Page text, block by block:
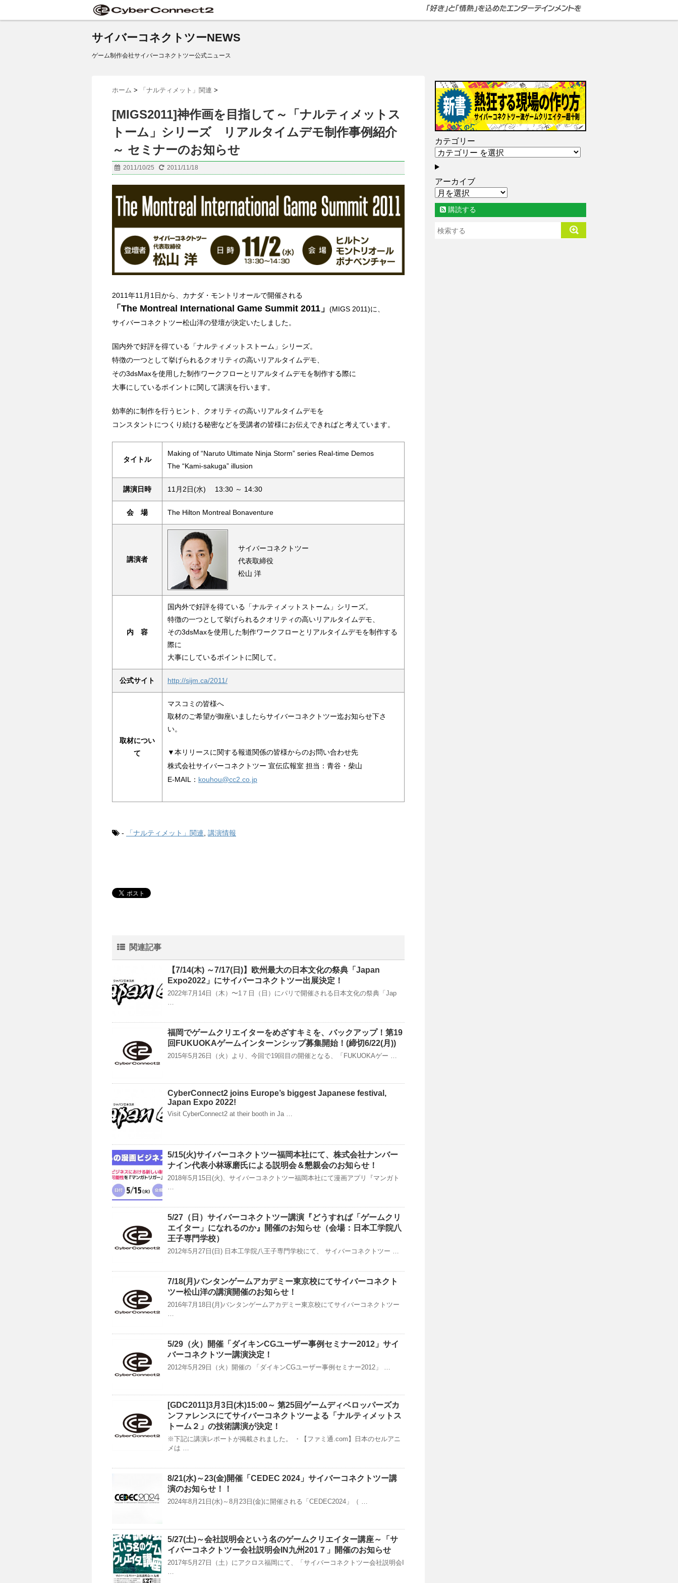
サイバーコネクトツーNEWS
ゲーム制作会社サイバーコネクトツー公式ニュース
ホーム > 「ナルティメット」関連 >
[MIGS2011]神作画を目指して～「ナルティメットス
トーム」シリーズ リアルタイムデモ制作事例紹介
～ セミナーのお知らせ
2011/10/25 2011/11/18
2011年11月1日から、カナダ・モントリオールで開催される
「The Montreal International Game Summit 2011」
(MIGS 2011)に、
サイバーコネクトツー松山洋の登壇が決定いたしました。
国内外で好評を得ている「ナルティメットストーム」シリーズ。
特徴の一つとして挙げられるクオリティの高いリアルタイムデモ、
その3dsMaxを使用した制作ワークフローとリアルタイムデモを制作する際に
大事にしているポイントに関して講演を行います。
効率的に制作を行うヒント、クオリティの高いリアルタイムデモを
コンスタントにつくり続ける秘密などを受講者の皆様にお伝えできればと考えています。
タイトル
Making of “Naruto Ultimate Ninja Storm” series Real-time Demos
The “Kami-sakuga” illusion
講演日時 11月2日(水) 13:30 ～ 14:30
会 場 The Hilton Montreal Bonaventure
講演者
サイバーコネクトツー
代表取締役
松山 洋
内 容
国内外で好評を得ている「ナルティメットストーム」シリーズ。
特徴の一つとして挙げられるクオリティの高いリアルタイムデモ、
その3dsMaxを使用した制作ワークフローとリアルタイムデモを制作する
際に
大事にしているポイントに関して。
公式サイト http://sijm.ca/2011/
取材につい
て
マスコミの皆様へ
取材のご希望が御座いましたらサイバーコネクトツー迄お知らせ下さ
い。
▼本リリースに関する報道関係の皆様からのお問い合わせ先
株式会社サイバーコネクトツー 宣伝広報室 担当：青谷・柴山
E-MAIL： kouhou@cc2.co.jp
- 「ナルティメット」関連 講演情報
関連記事
【7/14(木) ～7/17(日)】欧州最大の日本文化の祭典「Japan
Expo2022」にサイバーコネクトツー出展決定！
2022年7月14日（木）〜1７日（日）にパリで開催される日本文化の祭典「Jap
福岡でゲームクリエイターをめざすキミを、バックアップ！第19
回FUKUOKAゲームインターンシップ募集開始！(締切6/22(月))
2015年5月26日（火）より、今回で19回目の開催となる、「FUKUOKAゲー …
CyberConnect2 joins Europe’s biggest Japanese festival,
Japan Expo 2022!
Visit CyberConnect2 at their booth in Ja …
5/15(火)サイバーコネクトツー福岡本社にて、株式会社ナンバー
ナイン代表小林琢磨氏による説明会＆懇親会のお知らせ！
2018年5月15日(火)、サイバーコネクトツー福岡本社にて漫画アプリ『マンガト
5/27（日）サイバーコネクトツー講演『どうすれば「ゲームクリ
エイター」になれるのか』開催のお知らせ（会場：日本工学院八
王子専門学校）
2012年5月27日(日) 日本工学院八王子専門学校にて、 サイバーコネクトツー …
7/18(月)バンタンゲームアカデミー東京校にてサイバーコネクト
ツー松山洋の講演開催のお知らせ！
2016年7月18日(月)バンタンゲームアカデミー東京校にてサイバーコネクトツー
5/29（火）開催「ダイキンCGユーザー事例セミナー2012」サイ
バーコネクトツー講演決定！
2012年5月29日（火）開催の 「ダイキンCGユーザー事例セミナー2012」 …
[GDC2011]3月3日(木)15:00～ 第25回ゲームディベロッパーズカ
ンファレンスにてサイバーコネクトツーよる「ナルティメットス
トーム２」の技術講演が決定！
※下記に講演レポートが掲載されました。 ・【ファミ通.com】日本のセルアニ
メは …
8/21(水)～23(金)開催「CEDEC 2024」サイバーコネクトツー講
演のお知らせ！！
2024年8月21日(水)～8月23日(金)に開催される「CEDEC2024」（ …
5/27(土)～会社説明会という名のゲームクリエイター講座～「サ
イバーコネクトツー会社説明会IN九州201７」開催のお知らせ
2017年5月27日（土）にアクロス福岡にて、「サイバーコネクトツー会社説明会I
カテゴリー
アーカイブ
購読する